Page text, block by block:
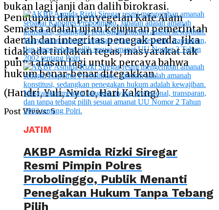
bukan lagi janji dan dalih birokrasi.
Penutupan dan penyegelan Kafe Alam
Semesta adalah ujian kejujuran pemerintah
daerah dan integritas penegak perda. Jika
tidak ada tindakan tegas, masyarakat tak
punya alasan lagi untuk percaya bahwa
hukum benar-benar ditegakkan.
(Handri, Yuli, Nyoto, Hari Kaking)
Post Views: 5
JATIM
AKBP Asmida Rizki Siregar
Resmi Pimpin Polres
Probolinggo, Publik Menanti
Penegakan Hukum Tanpa Tebang
Pilih